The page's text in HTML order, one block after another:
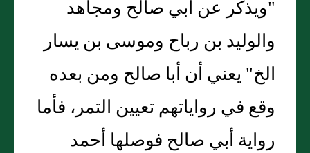
"ويذكر عن أبي صالح ومجاهد
والوليد بن رباح وموسى بن يسار
الخ" يعني أن أبا صالح ومن بعده
وقع في رواياتهم تعيين التمر، فأما
رواية أبي صالح فوصلها أحمد